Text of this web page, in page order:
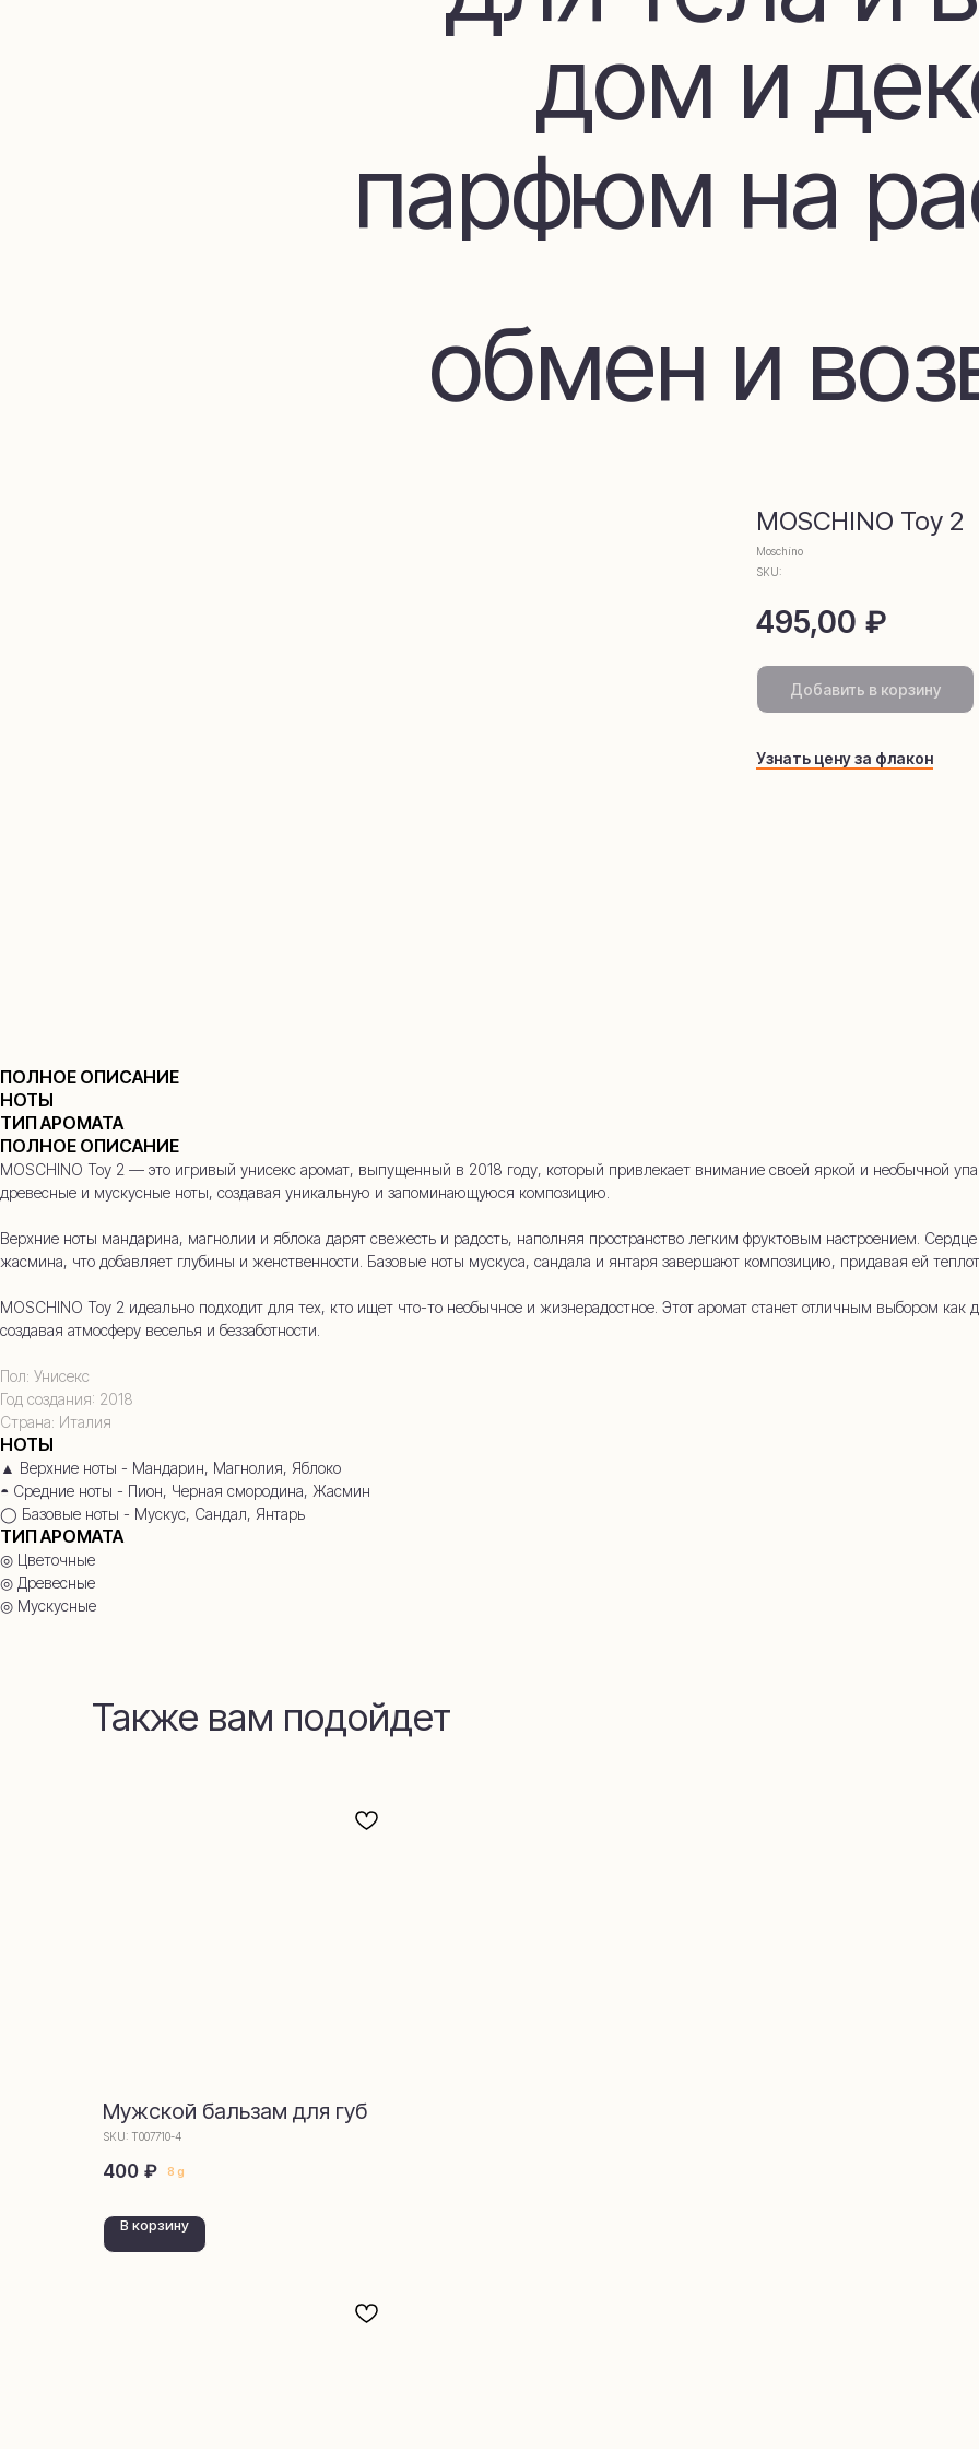
обмен и
доставка и
+7 (909) 954-
MOSCHINO Toy 2
Moschino
SKU:
495,00 ₽
Добавить в корзину
Узнать цену за флакон
ПОЛНОЕ ОПИСАНИЕ
НОТЫ
ТИП АРОМАТА
ПОЛНОЕ ОПИСАНИЕ
MOSCHINO Toy 2 — это игривый унисекс аромат, выпущенный в 2018 году, который привлекает внимание своей яркой и необычной
древесные и мускусные ноты, создавая уникальную и запоминающуюся композицию.
Верхние ноты мандарина, магнолии и яблока дарят свежесть и радость, наполняя пространство легким фруктовым настроением.
жасмина, что добавляет глубины и женственности. Базовые ноты мускуса, сандала и янтаря завершают композицию, придавая ей
MOSCHINO Toy 2 идеально подходит для тех, кто ищет что-то необычное и жизнерадостное. Этот аромат станет отличным выбором как
создавая атмосферу веселья и беззаботности.
Пол: Унисекс
Год создания: 2018
Страна: Италия
НОТЫ
▲ Верхние ноты - Мандарин, Магнолия, Яблоко
◓ Средние ноты - Пион, Черная смородина, Жасмин
◯ Базовые ноты - Мускус, Сандал, Янтарь
ТИП АРОМАТА
◎ Цветочные
◎ Древесные
◎ Мускусные
Также вам подойдет
Мужской бальзам для губ
SKU: Т007710-4
400 ₽ 8 g
В корзину